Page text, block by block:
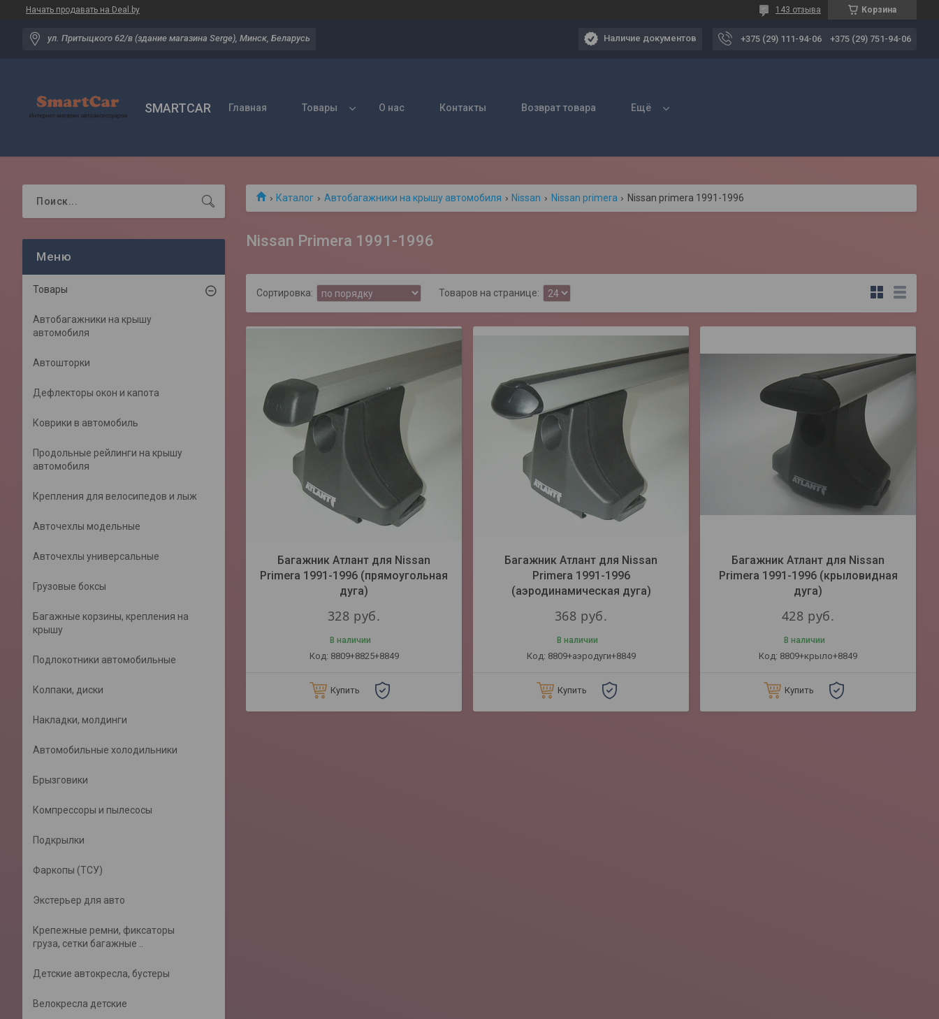
Начать продавать на Deal.by Корзина
143 отзыва
ул. Притыцкого 62/в (здание магазина Serge), Минск, Беларусь Наличие документов +375 (29) 111-94-06 +375 (29) 751-94-06
SMARTCAR Главная Товары О нас Контакты Возврат товара Ещё
Каталог Автобагажники на крышу автомобиля Nissan Nissan primera Nissan primera 1991-1996
Nissan Primera 1991-1996
Багажник Атлант для Nissan
Primera 1991-1996 (прямоугольная
дуга)
328 руб.
В наличии
8809+8825+8849
Купить
Багажник Атлант для Nissan
Primera 1991-1996
(аэродинамическая дуга)
368 руб.
В наличии
8809+аэродуги+8849
Купить
Багажник Атлант для Nissan
Primera 1991-1996 (крыловидная
дуга)
428 руб.
В наличии
8809+крыло+8849
Купить
Товары
Автобагажники на крышу
автомобиля
Автошторки
Дефлекторы окон и капота
Коврики в автомобиль
Продольные рейлинги на крышу
автомобиля
Крепления для велосипедов и лыж
Авточехлы модельные
Авточехлы универсальные
Грузовые боксы
Багажные корзины, крепления на
крышу
Подлокотники автомобильные
Колпаки, диски
Накладки, молдинги
Автомобильные холодильники
Брызговики
Компрессоры и пылесосы
Подкрылки
Фаркопы (ТСУ)
Экстерьер для авто
Крепежные ремни, фиксаторы
груза, сетки багажные ..
Детские автокресла, бустеры
Велокресла детские